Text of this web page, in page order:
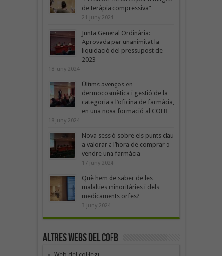
de teràpia compressiva”
21 juny 2024
Junta General Ordinària:
Aprovada per unanimitat la
liquidació del pressupost de
2023
18 juny 2024
Últims avenços en
dermocosmètica i gestió de la
categoria a l’oficina de farmàcia,
en una nova formació al COFB
18 juny 2024
Nova sessió sobre els punts clau
a valorar a l’hora de comprar o
vendre una farmàcia
17 juny 2024
Què hem de saber de les
malalties minoritàries i dels
medicaments orfes?
3 juny 2024
Altres webs del COFB
Web del col·legi